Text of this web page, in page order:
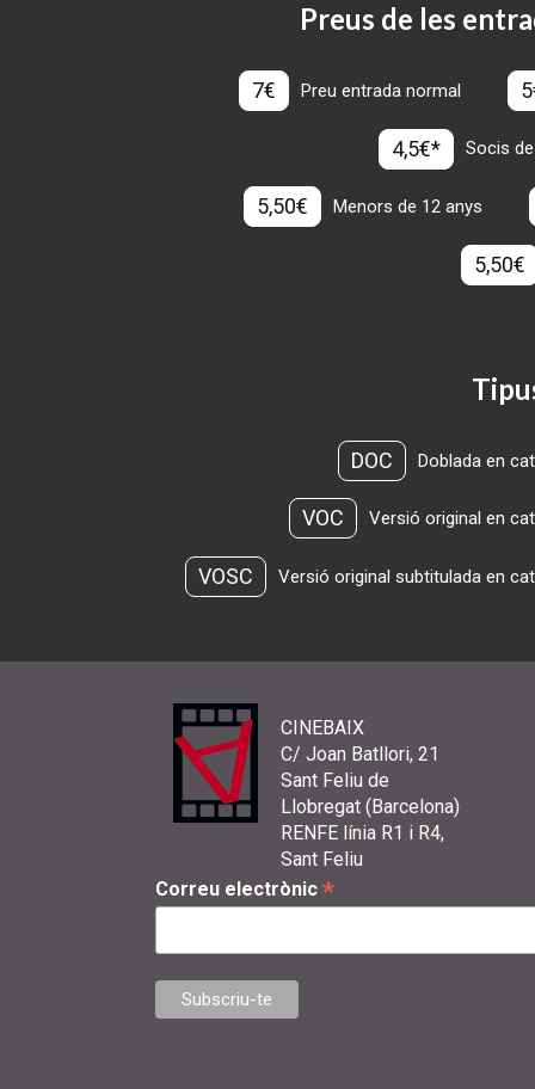
Preus de les
7€ Preu entrada normal
4,5€* Socis
5,50€ Menors de 12 anys
5,50€
DOC Doblada en
VOC Versió original en
VOSC Versió original subtitulada en
CINEBAIX
C/ Joan Batllori, 21
Sant Feliu de
Llobregat (Barcelona)
RENFE línia R1 i R4,
Sant Feliu
Correu electrònic *